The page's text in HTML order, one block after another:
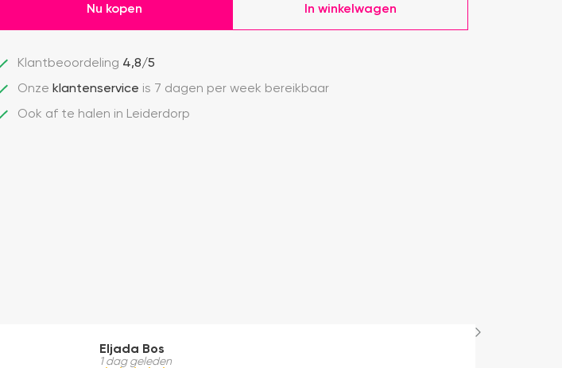
Nu kopen In winkelwagen
Klantbeoordeling 4,8/5
Onze klantenservice is 7 dagen per week bereikbaar
Ook af te halen in Leiderdorp
Eljada Bos
1 dag geleden